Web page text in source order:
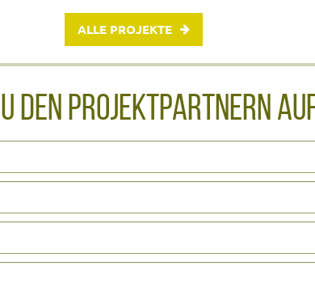
ALLE PROJEKTE
DEN PROJEKTPARTNERN